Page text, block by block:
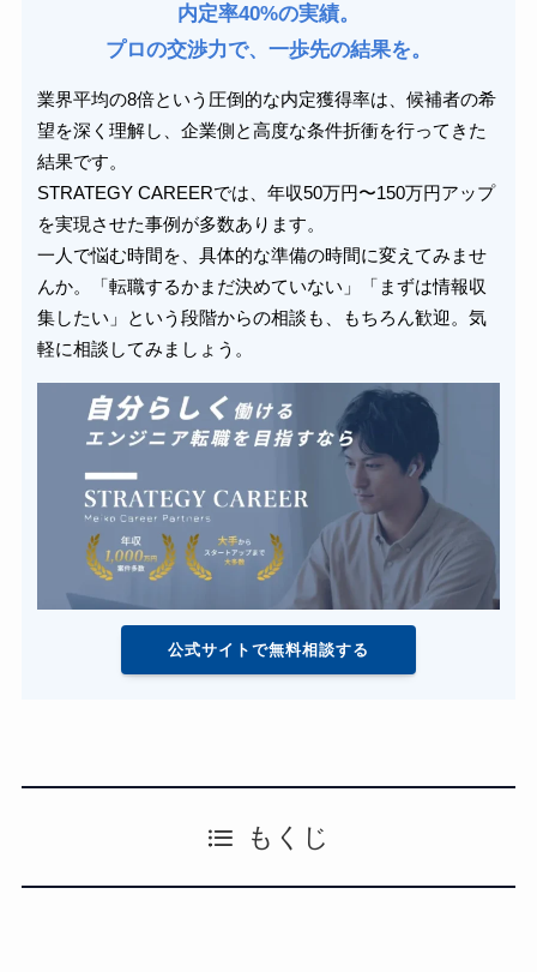
内定率40%の実績。
プロの交渉力で、一歩先の結果を。
業界平均の8倍という圧倒的な内定獲得率は、候補者の希
望を深く理解し、企業側と高度な条件折衝を行ってきた
結果です。
STRATEGY CAREERでは、年収50万円〜150万円アップ
を実現させた事例が多数あります。
一人で悩む時間を、具体的な準備の時間に変えてみませ
んか。「転職するかまだ決めていない」「まずは情報収
集したい」という段階からの相談も、もちろん歓迎。気
軽に相談してみましょう。
公式サイトで無料相談する
もくじ